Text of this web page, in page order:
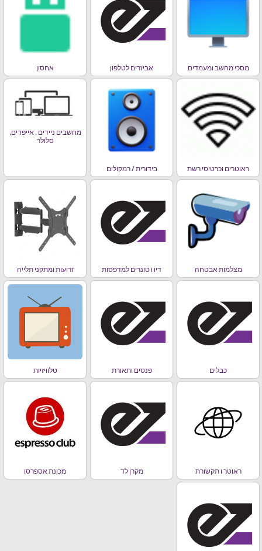
מסכי מחשב ומעמדים אביזרים לטלפון אחסון
ראוטרים וכרטיסי רשת בידורית / רמקולים
מחשבים ניידים , אייפדים,
סלולר
מצלמות אבטחה דיו ו טונרים למדפסות זרועות ומתקני תלייה
כבלים פנסים ותאורת טלוויזיות
ראוטר ו תקשורת מקרן לד מכונת אספרסו